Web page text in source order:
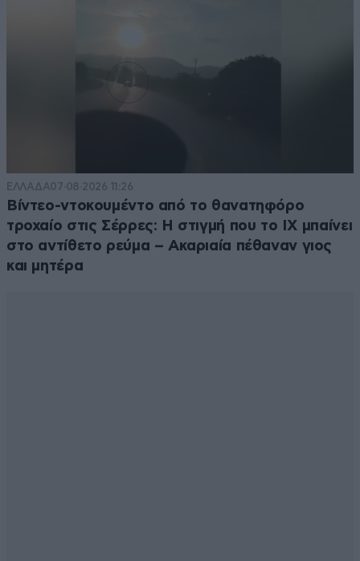
ΕΛΛΑΔΑ07·08·2026 11:26
Βίντεο-ντοκουμέντο από το θανατηφόρο
τροχαίο στις Σέρρες: Η στιγμή που το ΙΧ μπαίνει
στο αντίθετο ρεύμα – Ακαριαία πέθαναν γιος
και μητέρα